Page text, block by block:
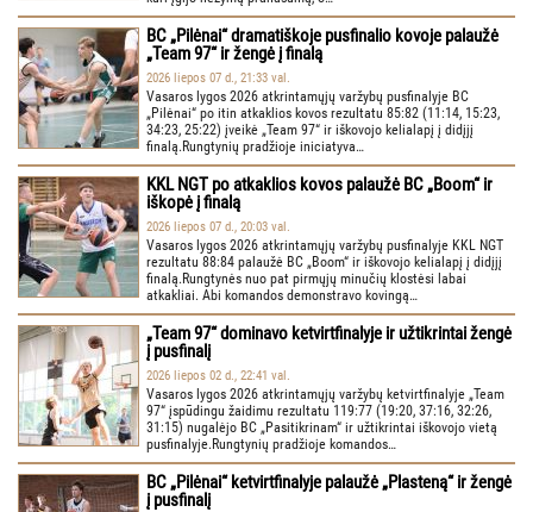
BC „Pilėnai“ dramatiškoje pusfinalio kovoje palaužė
„Team 97“ ir žengė į finalą
2026 liepos 07 d., 21:33 val.
Vasaros lygos 2026 atkrintamųjų varžybų pusfinalyje BC
„Pilėnai“ po itin atkaklios kovos rezultatu 85:82 (11:14, 15:23,
34:23, 25:22) įveikė „Team 97“ ir iškovojo kelialapį į didįjį
finalą.Rungtynių pradžioje iniciatyva…
KKL NGT po atkaklios kovos palaužė BC „Boom“ ir
iškopė į finalą
2026 liepos 07 d., 20:03 val.
Vasaros lygos 2026 atkrintamųjų varžybų pusfinalyje KKL NGT
rezultatu 88:84 palaužė BC „Boom“ ir iškovojo kelialapį į didįjį
finalą.Rungtynės nuo pat pirmųjų minučių klostėsi labai
atkakliai. Abi komandos demonstravo kovingą…
„Team 97“ dominavo ketvirtfinalyje ir užtikrintai žengė
į pusfinalį
2026 liepos 02 d., 22:41 val.
Vasaros lygos 2026 atkrintamųjų varžybų ketvirtfinalyje „Team
97“ įspūdingu žaidimu rezultatu 119:77 (19:20, 37:16, 32:26,
31:15) nugalėjo BC „Pasitikrinam“ ir užtikrintai iškovojo vietą
pusfinalyje.Rungtynių pradžioje komandos…
BC „Pilėnai“ ketvirtfinalyje palaužė „Plasteną“ ir žengė
į pusfinalį